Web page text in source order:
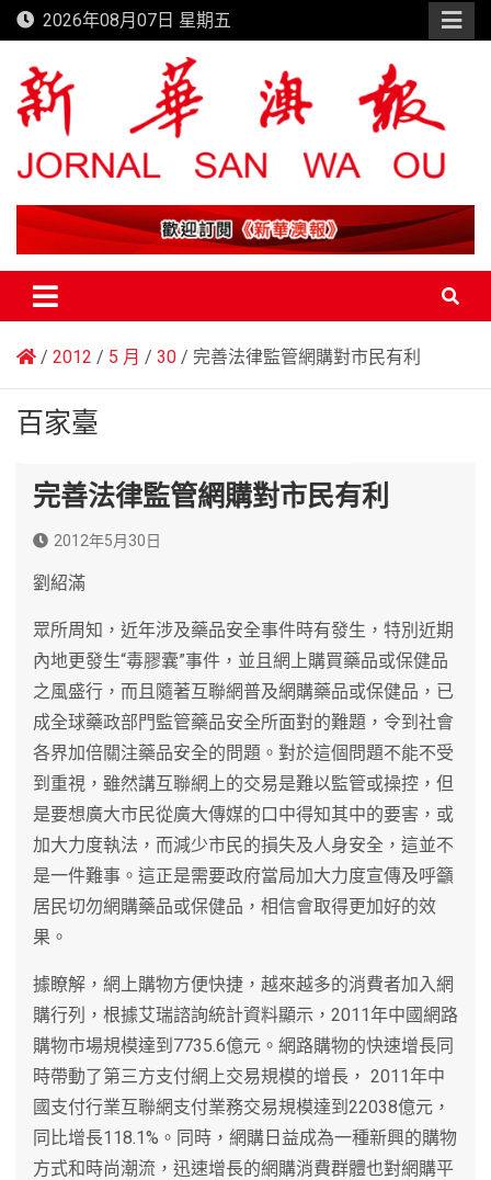
Skip
to
content
2026年08月07日 星期五
新華澳報
2012 5 月 30 完善法律監管網購對市民有利
百家臺
完善法律監管網購對市民有利
2012年5月30日
劉紹滿
眾所周知，近年涉及藥品安全事件時有發生，特別近期
內地更發生“毒膠囊”事件，並且網上購買藥品或保健品
之風盛行，而且隨著互聯網普及網購藥品或保健品，已
成全球藥政部門監管藥品安全所面對的難題，令到社會
各界加倍關注藥品安全的問題。對於這個問題不能不受
到重視，雖然講互聯網上的交易是難以監管或操控，但
是要想廣大市民從廣大傳媒的口中得知其中的要害，或
加大力度執法，而減少市民的損失及人身安全，這並不
是一件難事。這正是需要政府當局加大力度宣傳及呼籲
居民切勿網購藥品或保健品，相信會取得更加好的效
果。
據瞭解，網上購物方便快捷，越來越多的消費者加入網
購行列，根據艾瑞諮詢統計資料顯示，2011年中國網路
購物市場規模達到7735.6億元。網路購物的快速增長同
時帶動了第三方支付網上交易規模的增長， 2011年中
國支付行業互聯網支付業務交易規模達到22038億元，
同比增長118.1%。同時，網購日益成為一種新興的購物
方式和時尚潮流，迅速增長的網購消費群體也對網購平